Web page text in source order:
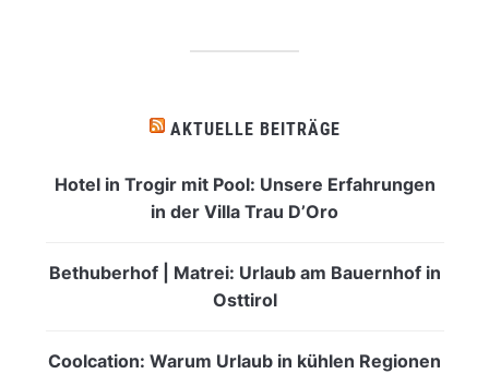
AKTUELLE BEITRÄGE
Hotel in Trogir mit Pool: Unsere Erfahrungen
in der Villa Trau D’Oro
Bethuberhof | Matrei: Urlaub am Bauernhof in
Osttirol
Coolcation: Warum Urlaub in kühlen Regionen